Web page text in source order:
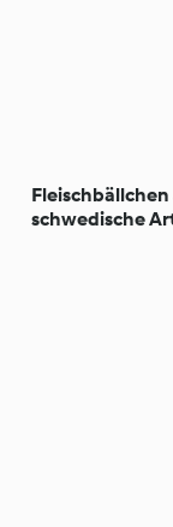
Fleischbällchen
schwedische